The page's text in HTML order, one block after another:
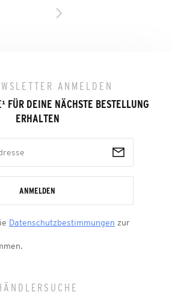
ANMELDEN
¹ FÜR DEINE NÄCHSTE BESTELLUNG
ERHALTEN
ANMELDEN
Datenschutzbestimmungen zur